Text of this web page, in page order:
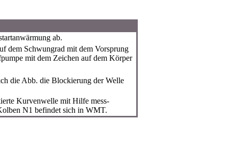
ab.
dem Schwungrad mit dem Vorsprung
mit dem Zeichen auf dem Körper
die Abb. die Blockierung der Welle
Kurvenwelle mit Hilfe mess-
N1 befindet sich in WMT.